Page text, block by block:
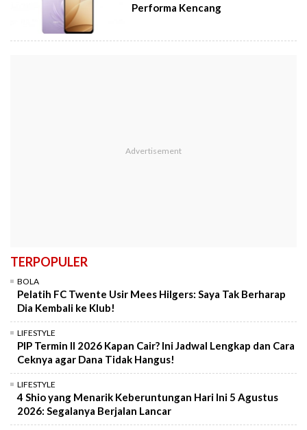
Performa Kencang
TERPOPULER
BOLA
Pelatih FC Twente Usir Mees Hilgers: Saya Tak Berharap
Dia Kembali ke Klub!
LIFESTYLE
PIP Termin II 2026 Kapan Cair? Ini Jadwal Lengkap dan Cara
Ceknya agar Dana Tidak Hangus!
LIFESTYLE
4 Shio yang Menarik Keberuntungan Hari Ini 5 Agustus
2026: Segalanya Berjalan Lancar